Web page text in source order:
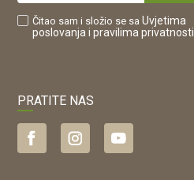
Čitao sam i složio se sa Uvjetima
poslovanja i pravilima privatnosti
PRATITE NAS